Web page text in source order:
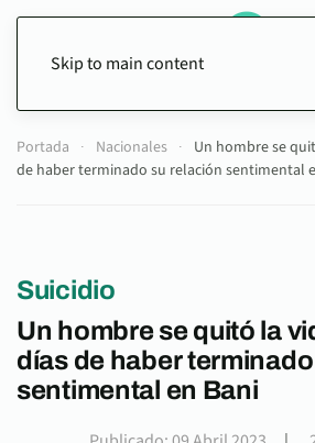
Skip to main content
Portada Nacionales
Un hombre se
de haber terminado su relación sentimental
Suicidio
Un hombre se quitó la
días de haber
sentimental en Bani